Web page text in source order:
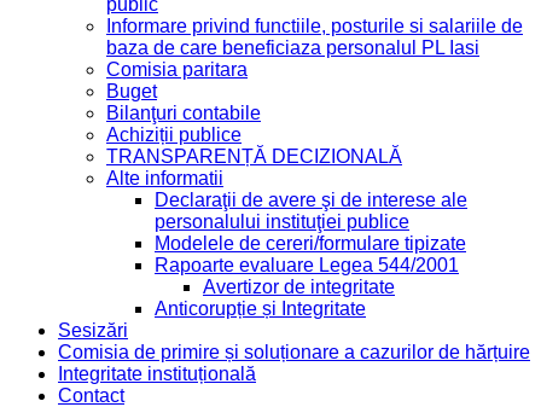
Informare privind functiile, posturile si salariile de
baza de care beneficiaza personalul PL Iasi
Comisia paritara
Buget
Bilanţuri contabile
Achiziții publice
TRANSPARENȚĂ DECIZIONALĂ
Alte informatii
Declaraţii de avere şi de interese ale
personalului instituţiei publice
Modelele de cereri/formulare tipizate
Rapoarte evaluare Legea 544/2001
Avertizor de integritate
Anticorupție și Integritate
Sesizări
Comisia de primire și soluționare a cazurilor de hărțuire
Integritate instituțională
Contact